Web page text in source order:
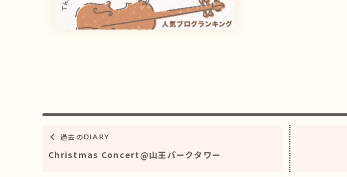
過去の DIARY
Christmas Concert@山王パークタワー